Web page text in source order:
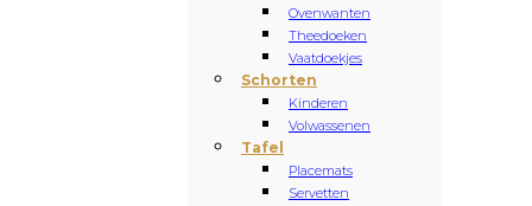
Ovenwanten
Theedoeken
Vaatdoekjes
Schorten
Kinderen
Volwassenen
Tafel
Placemats
Servetten